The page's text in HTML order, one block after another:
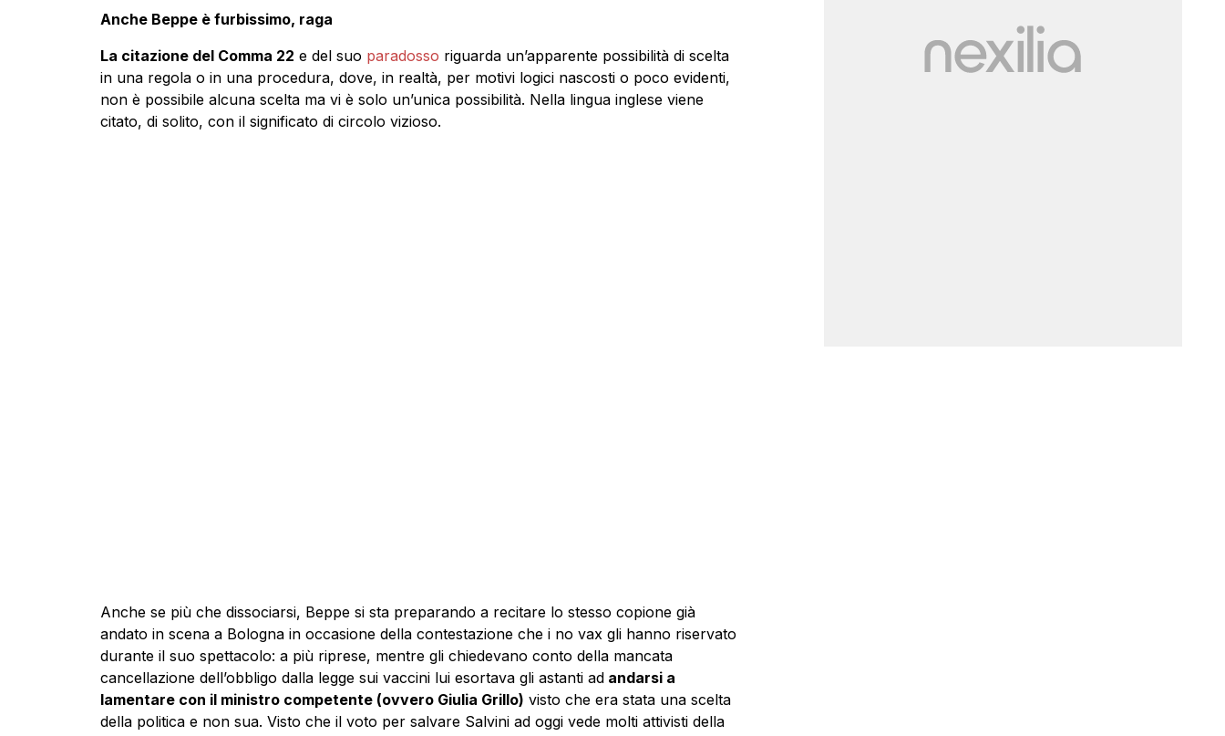
Anche Beppe è furbissimo, raga
La citazione del Comma 22 e del suo paradosso riguarda un’apparente possibilità di scelta
in una regola o in una procedura, dove, in realtà, per motivi logici nascosti o poco evidenti,
non è possibile alcuna scelta ma vi è solo un’unica possibilità. Nella lingua inglese viene
citato, di solito, con il significato di circolo vizioso.
Anche se più che dissociarsi, Beppe si sta preparando a recitare lo stesso copione già
andato in scena a Bologna in occasione della contestazione che i no vax gli hanno riservato
durante il suo spettacolo: a più riprese, mentre gli chiedevano conto della mancata
cancellazione dell’obbligo dalla legge sui vaccini lui esortava gli astanti adandarsi a
lamentare con il ministro competente (ovvero Giulia Grillo) visto che era stata una scelta
della politica e non sua. Visto che il voto per salvare Salvini ad oggi vede molti attivisti della